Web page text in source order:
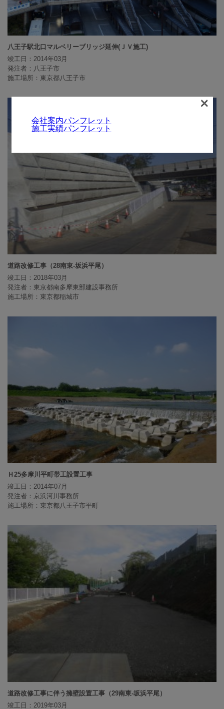
八王子駅北口マルベリーブリッジ延伸(ＪＶ施工)
竣工日：2014年03月
発注者：八王子市
施工場所：東京都八王子市
道路改修工事（28南東-坂浜平尾）
竣工日：2018年03月
発注者：東京都南多摩東部建設事務所
施工場所：東京都稲城市
Ｈ25多摩川平町帯工設置工事
竣工日：2014年07月
発注者：京浜河川事務所
施工場所：東京都八王子市平町
道路改修工事に伴う擁壁設置工事（29南東-坂浜平尾）
竣工日：2019年03月
会社案内パンフレット
施工実績パンフレット
×